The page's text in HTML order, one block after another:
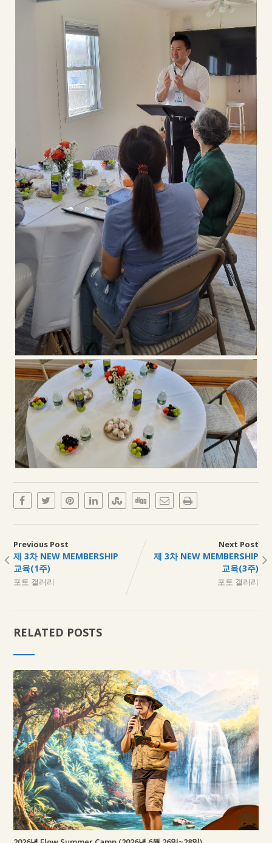
Previous Post
제 3차 NEW MEMBERSHIP
교육(1주)
포토 갤러리
Next Post
제 3차 NEW MEMBERSHIP
교육(3주)
포토 갤러리
RELATED POSTS